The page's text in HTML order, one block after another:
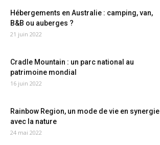
Hébergements en Australie : camping, van,
B&B ou auberges ?
21 juin 2022
Cradle Mountain : un parc national au
patrimoine mondial
16 juin 2022
Rainbow Region, un mode de vie en synergie
avec la nature
24 mai 2022